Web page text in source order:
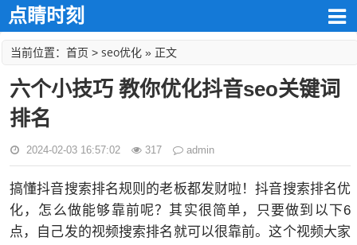
点睛时刻
当前位置： 首页 > seo优化 » 正文
六个小技巧 教你优化抖音seo关键词
排名
2024-02-03 16:57:02 317 admin
搞懂抖音搜索排名规则的老板都发财啦！抖音搜索排名优
化，怎么做能够靠前呢？其实很简单，只要做到以下6
点，自己发的视频搜索排名就可以很靠前。这个视频大家